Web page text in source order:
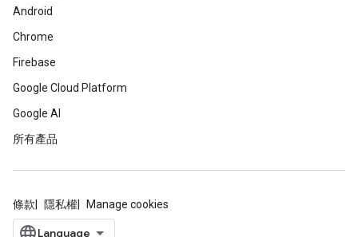
Android
Chrome
Firebase
Google Cloud Platform
Google AI
所有產品
條款 隱私權 Manage cookies